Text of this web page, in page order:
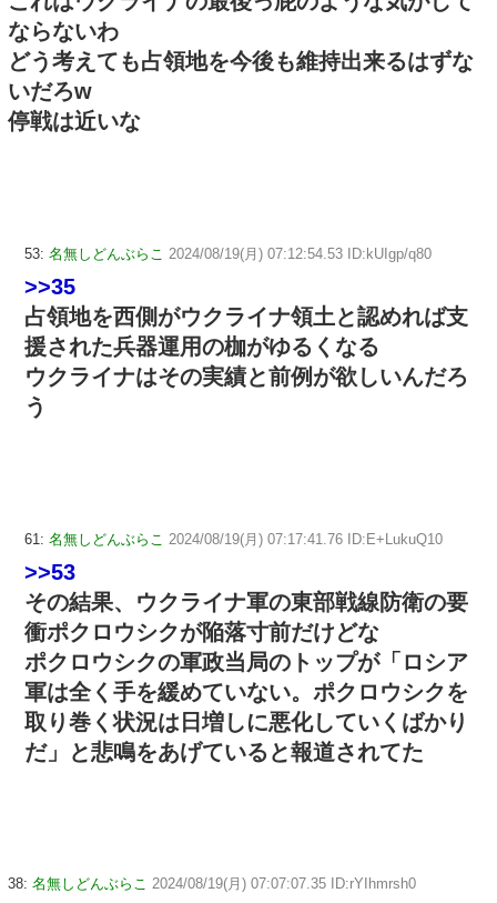
ならないわ
どう考えても占領地を今後も維持出来るはずな
いだろw
停戦は近いな
53: 名無しどんぶらこ 2024/08/19(月) 07:12:54.53 ID:kUIgp/q80
>>35
占領地を西側がウクライナ領土と認めれば支
援された兵器運用の枷がゆるくなる
ウクライナはその実績と前例が欲しいんだろ
う
61: 名無しどんぶらこ 2024/08/19(月) 07:17:41.76 ID:E+LukuQ10
>>53
その結果、ウクライナ軍の東部戦線防衛の要
衝ポクロウシクが陥落寸前だけどな
ポクロウシクの軍政当局のトップが「ロシア
軍は全く手を緩めていない。ポクロウシクを
取り巻く状況は日増しに悪化していくばかり
だ」と悲鳴をあげていると報道されてた
38: 名無しどんぶらこ 2024/08/19(月) 07:07:07.35 ID:rYIhmrsh0